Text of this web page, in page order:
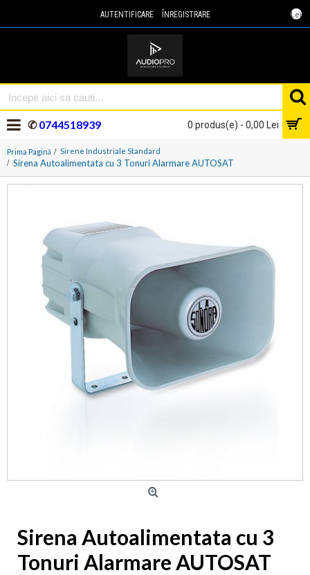
Lei
AUTENTIFICARE ÎNREGISTRARE
0 produs(e) - 0,00 Lei
✆0744518939
Prima Pagină Sirene Industriale Standard
Sirena Autoalimentata cu 3 Tonuri Alarmare AUTOSAT
Sirena Autoalimentata cu 3
Tonuri Alarmare AUTOSAT